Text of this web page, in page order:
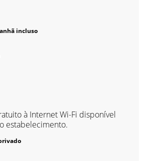
incluso
à Internet Wi-Fi disponível
estabelecimento.